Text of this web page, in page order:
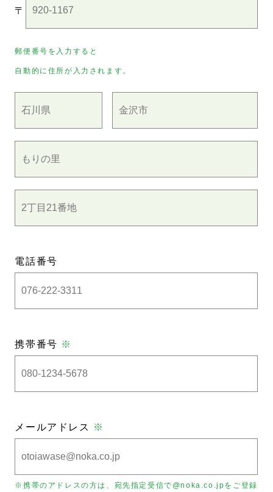
〒
郵便番号を入力すると
自動的に住所が入力されます。
電話番号
携帯番号 ※
メールアドレス ※
※携帯のアドレスの方は、宛先指定受信で@noka.co.jpをご登録